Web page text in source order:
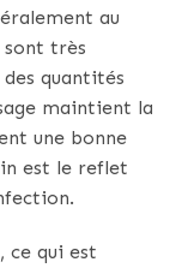
au
sont très
quantités
maintient la
une bonne
est le reflet
ce qui est